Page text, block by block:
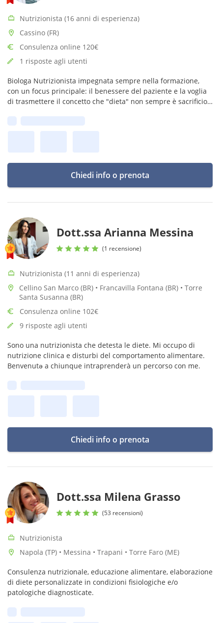
Nutrizionista (16 anni di esperienza)
Cassino (FR)
Consulenza online 120€
1 risposte agli utenti
Biologa Nutrizionista impegnata sempre nella formazione,
con un focus principale: il benessere del paziente e la voglia
di trasmettere il concetto che "dieta" non sempre è sacrificio.
Chiedi info o prenota
Dott.ssa Arianna Messina
(1 recensione)
Nutrizionista (11 anni di esperienza)
Cellino San Marco (BR) • Francavilla Fontana (BR) • Torre
Santa Susanna (BR)
Consulenza online 102€
9 risposte agli utenti
Sono una nutrizionista che detesta le diete. Mi occupo di
nutrizione clinica e disturbi del comportamento alimentare.
Benvenutə a chiunque intraprenderà un percorso con me.
Chiedi info o prenota
Dott.ssa Milena Grasso
(53 recensioni)
Nutrizionista
Napola (TP) • Messina • Trapani • Torre Faro (ME)
Consulenza nutrizionale, educazione alimentare, elaborazione
di diete personalizzate in condizioni fisiologiche e/o
patologiche diagnosticate.